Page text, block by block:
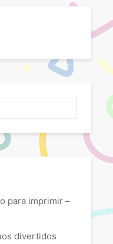
para imprimir –
divertidos